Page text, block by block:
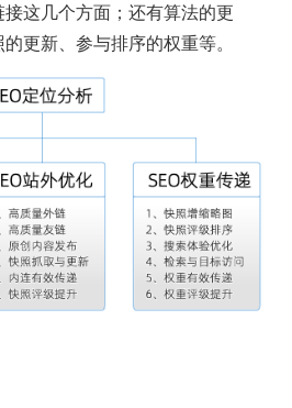
这几个方面；还有算法的更
更新、参与排序的权重等。